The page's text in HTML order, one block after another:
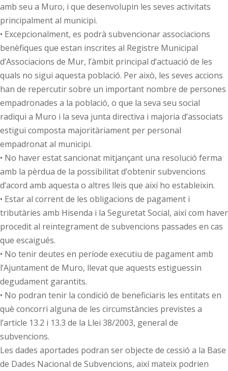
amb seu a Muro, i que desenvolupin les seves activitats
principalment al municipi.
• Excepcionalment, es podrà subvencionar associacions
benèfiques que estan inscrites al Registre Municipal
d’Associacions de Mur, l’àmbit principal d’actuació de les
quals no sigui aquesta població. Per això, les seves accions
han de repercutir sobre un important nombre de persones
empadronades a la població, o que la seva seu social
radiqui a Muro i la seva junta directiva i majoria d’associats
estigui composta majoritàriament per personal
empadronat al municipi.
• No haver estat sancionat mitjançant una resolució ferma
amb la pèrdua de la possibilitat d’obtenir subvencions
d’acord amb aquesta o altres lleis que així ho estableixin.
• Estar al corrent de les obligacions de pagament i
tributàries amb Hisenda i la Seguretat Social, així com haver
procedit al reintegrament de subvencions passades en cas
que escaigués.
• No tenir deutes en període executiu de pagament amb
l’Ajuntament de Muro, llevat que aquests estiguessin
degudament garantits.
• No podran tenir la condició de beneficiaris les entitats en
què concorri alguna de les circumstàncies previstes a
l’article 13.2 i 13.3 de la Llei 38/2003, general de
subvencions.
Les dades aportades podran ser objecte de cessió a la Base
de Dades Nacional de Subvencions, així mateix podrien